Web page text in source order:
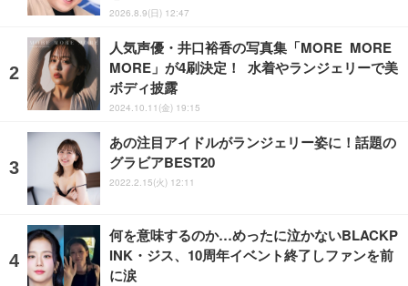
2026.8.9(日) 12:47
人気声優・井口裕香の写真集「MORE MORE
MORE」が4刷決定！ 水着やランジェリーで美
ボディ披露
2024.10.11(金) 19:15
あの注目アイドルがランジェリー姿に！話題の
グラビアBEST20
2022.2.15(火) 12:11
何を意味するのか…めったに泣かないBLACKP
INK・ジス、10周年イベント終了しファンを前
に涙